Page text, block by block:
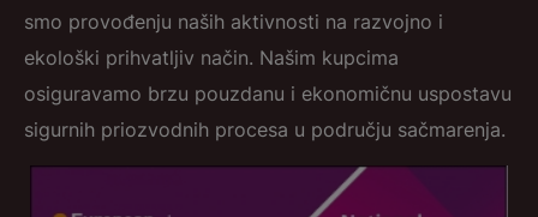
smo provođenju naših aktivnosti na razvojno i
ekološki prihvatljiv način. Našim kupcima
osiguravamo brzu pouzdanu i ekonomičnu uspostavu
sigurnih priozvodnih procesa u području sačmarenja.